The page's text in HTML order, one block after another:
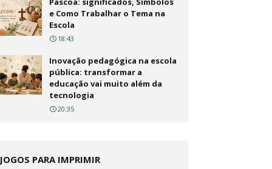
e Como Trabalhar o Tema na
Escola
18:43
Inovação pedagógica na escola
pública: transformar a
educação vai muito além da
tecnologia
20:35
JOGOS PARA IMPRIMIR